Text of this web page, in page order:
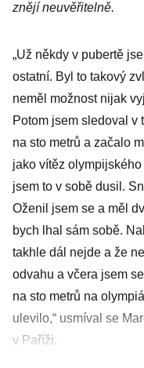
znějí neuvěřitelně.
„Už někdy v pubertě
ostatní. Byl to takový
neměl možnost nijak
Potom jsem sledoval v
na sto metrů a začalo
jako vítěz
jsem to v sobě dusil.
Oženil jsem se a měl
bych lhal sám sobě.
takhle dál nejde a že
odvahu a včera jsem
na sto metrů na
ulevilo,“ usmíval se
v Paříži.